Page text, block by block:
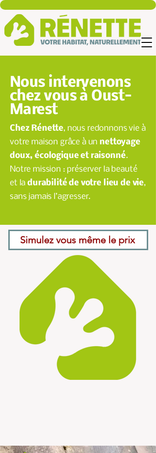
Nous intervenons
chez vous à Oust-
Marest
Chez Rénette, nous redonnons vie à
votre maison grâce à un nettoyage
doux, écologique et raisonné.
Notre mission : préserver la beauté
et ladurabilité de votre lieu de vie,
sans jamais l’agresser.
Simulez vous même le prix